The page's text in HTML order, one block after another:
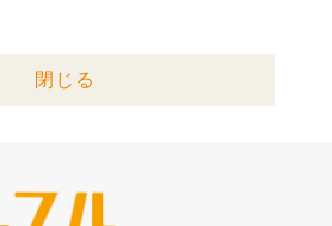
閉じる